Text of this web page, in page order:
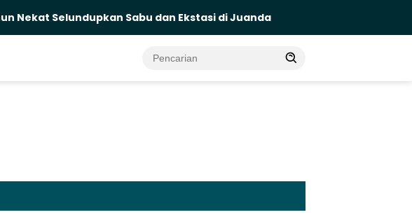
Sabu dan Ekstasi di Juanda Pilot Malaysia Airlines Jadi